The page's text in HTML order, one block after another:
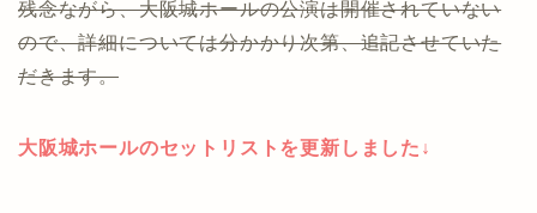
残念ながら、大阪城ホールの公演は開催されていない
ので、詳細については分かかり次第、追記させていた
だきます。
大阪城ホールのセットリストを更新しました↓